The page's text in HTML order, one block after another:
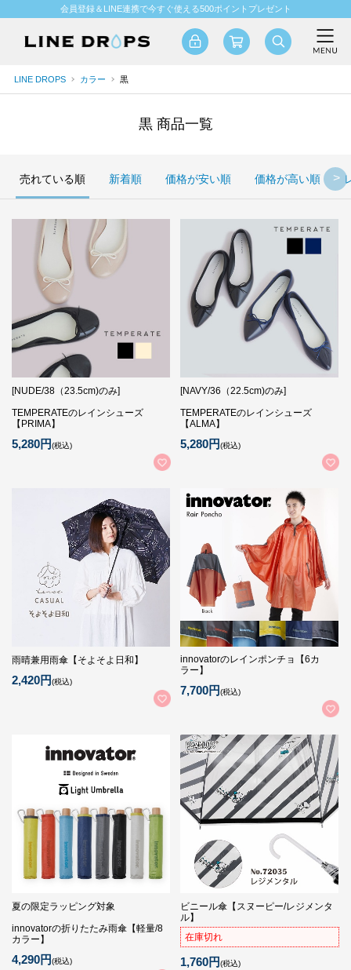
会員登録＆LINE連携で今すぐ使える500ポイントプレゼント
LINE DROPS カラー 黒
黒 商品一覧
売れている順 新着順 価格が安い順 価格が高い順
[NUDE/38（23.5cm)のみ]
TEMPERATEのレインシューズ
【PRIMA】
5,280円(税込)
[NAVY/36（22.5cm)のみ]
TEMPERATEのレインシューズ
【ALMA】
5,280円(税込)
雨晴兼用雨傘【そよそよ日和】
2,420円(税込)
innovatorのレインポンチョ【6カ
ラー】
7,700円(税込)
夏の限定ラッピング対象
innovatorの折りたたみ雨傘【軽量/8
カラー】
4,290円(税込)
ビニール傘【スヌーピー/レジメンタ
ル】
在庫切れ
1,760円(税込)